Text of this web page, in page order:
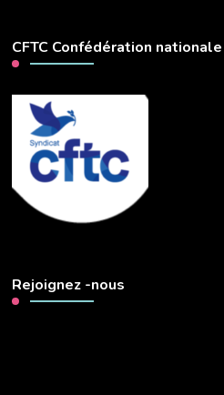
CFTC Confédération nationale
Rejoignez -nous